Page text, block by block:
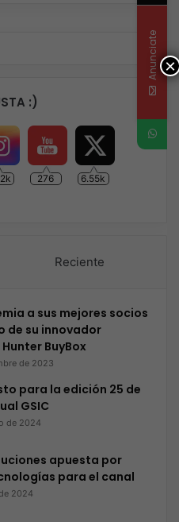
:)
276 6.55k
Reciente
a sus mejores socios
de su innovador
BuyBox
de 2023
para la edición 25 de
GSIC
de 2024
apuesta por
para el canal
2024
×
Anunciate